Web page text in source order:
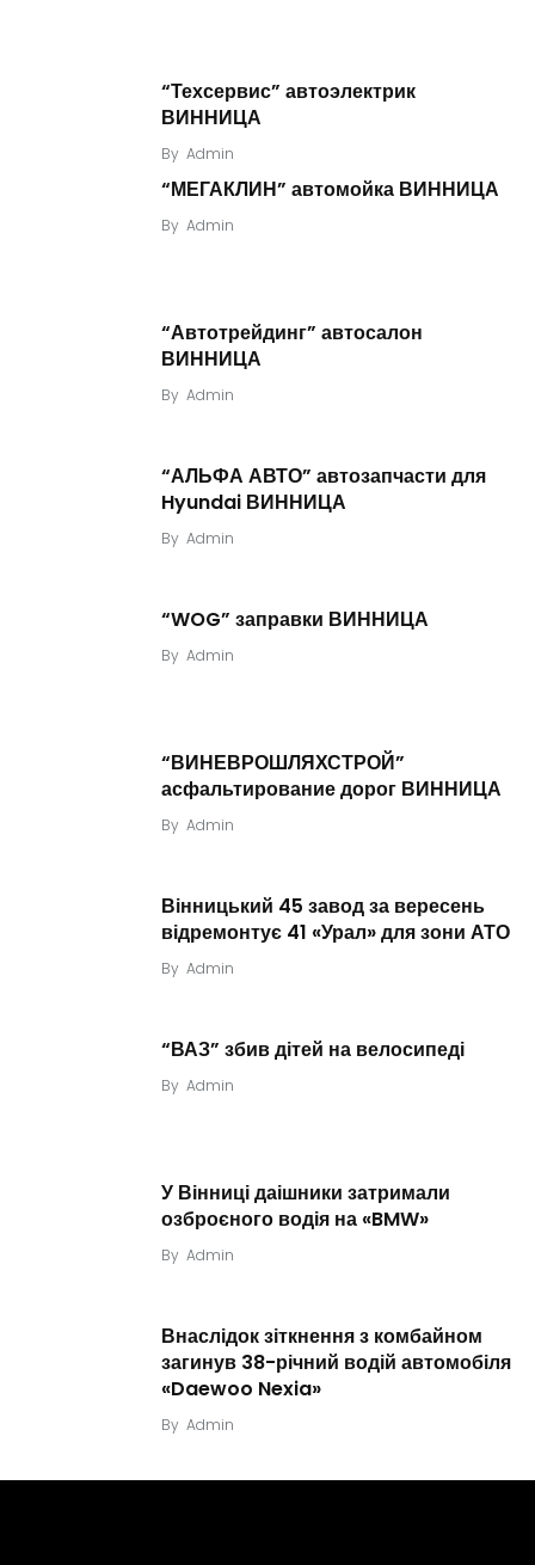
“Техсервис” автоэлектрик
ВИННИЦА
By Admin
“МЕГАКЛИН” автомойка ВИННИЦА
By Admin
“Автотрейдинг” автосалон
ВИННИЦА
By Admin
“АЛЬФА АВТО” автозапчасти для
Hyundai ВИННИЦА
By Admin
“WOG” заправки ВИННИЦА
By Admin
“ВИНЕВРОШЛЯХСТРОЙ”
асфальтирование дорог ВИННИЦА
By Admin
Вінницький 45 завод за вересень
відремонтує 41 «Урал» для зони АТО
By Admin
“ВАЗ” збив дітей на велосипеді
By Admin
У Вінниці даішники затримали
озброєного водія на «BMW»
By Admin
Внаслідок зіткнення з комбайном
загинув 38-річний водій автомобіля
«Daewoo Nexia»
By Admin